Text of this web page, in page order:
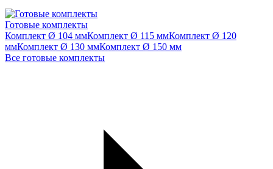
Готовые комплекты
Комплект Ø 104 ммКомплект Ø 115 ммКомплект Ø 120
ммКомплект Ø 130 ммКомплект Ø 150 мм
Все готовые комплекты